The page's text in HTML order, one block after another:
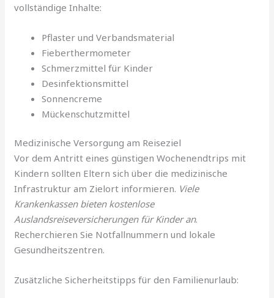
vollständige Inhalte:
Pflaster und Verbandsmaterial
Fieberthermometer
Schmerzmittel für Kinder
Desinfektionsmittel
Sonnencreme
Mückenschutzmittel
Medizinische Versorgung am Reiseziel
Vor dem Antritt eines günstigen Wochenendtrips mit
Kindern sollten Eltern sich über die medizinische
Infrastruktur am Zielort informieren. Viele
Krankenkassen bieten kostenlose
Auslandsreiseversicherungen für Kinder an.
Recherchieren Sie Notfallnummern und lokale
Gesundheitszentren.
Zusätzliche Sicherheitstipps für den Familienurlaub: